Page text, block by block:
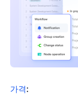
가격: